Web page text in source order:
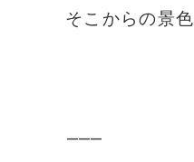
そこからの景
⸻